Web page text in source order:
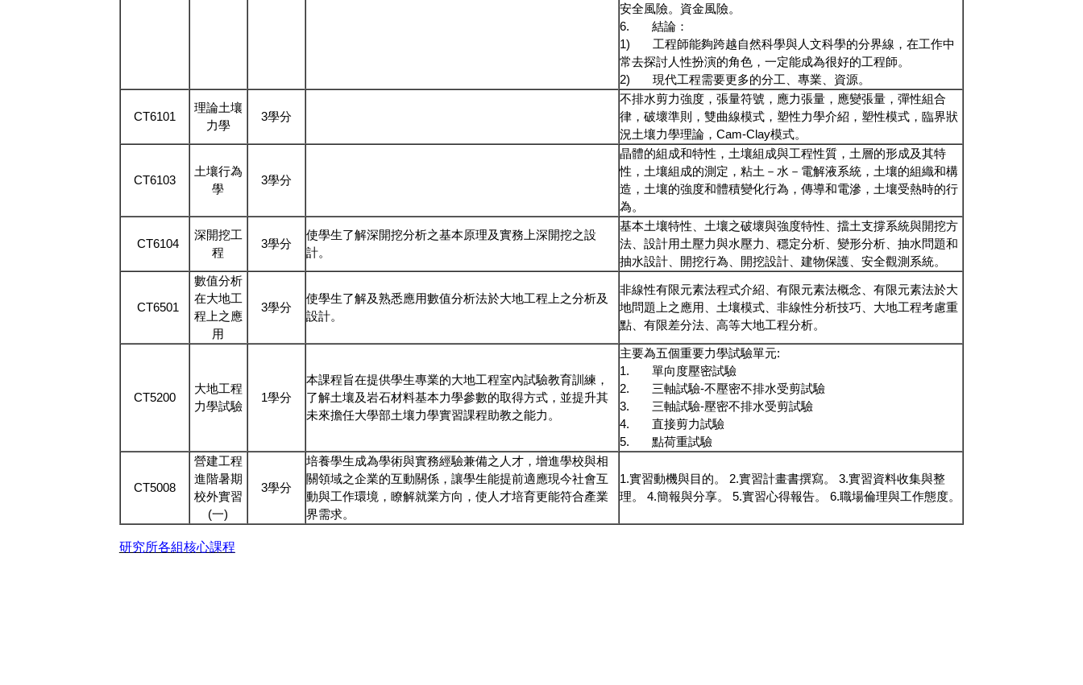
安全風險。資金風險。
6. 結論：
1) 工程師能夠跨越自然科學與人文科學的分界線，在工作中
常去探討人性扮演的角色，一定能成為很好的工程師。
2) 現代工程需要更多的分工、專業、資源。
CT6101
理論土壤
力學
3學分
不排水剪力強度，張量符號，應力張量，應變張量，彈性組合
律，破壞準則，雙曲線模式，塑性力學介紹，塑性模式，臨界狀
況土壤力學理論，Cam-Clay模式。
CT6103
土壤行為
學
3學分
晶體的組成和特性，土壤組成與工程性質，土層的形成及其特
性，土壤組成的測定，粘土－水－電解液系統，土壤的組織和構
造，土壤的強度和體積變化行為，傳導和電滲，土壤受熱時的行
為。
CT6104
深開挖工
程
3學分
使學生了解深開挖分析之基本原理及實務上深開挖之設
計。
基本土壤特性、土壤之破壞與強度特性、擋土支撐系統與開挖方
法、設計用土壓力與水壓力、穩定分析、變形分析、抽水問題和
抽水設計、開挖行為、開挖設計、建物保護、安全觀測系統。
CT6501
數值分析
在大地工
程上之應
用
3學分
使學生了解及熟悉應用數值分析法於大地工程上之分析及
設計。
非線性有限元素法程式介紹、有限元素法概念、有限元素法於大
地問題上之應用、土壤模式、非線性分析技巧、大地工程考慮重
點、有限差分法、高等大地工程分析。
CT5200
大地工程
力學試驗
1學分
本課程旨在提供學生專業的大地工程室內試驗教育訓練，
了解土壤及岩石材料基本力學參數的取得方式，並提升其
未來擔任大學部土壤力學實習課程助教之能力。
主要為五個重要力學試驗單元:
1. 單向度壓密試驗
2. 三軸試驗-不壓密不排水受剪試驗
3. 三軸試驗-壓密不排水受剪試驗
4. 直接剪力試驗
5. 點荷重試驗
CT5008
營建工程
進階暑期
校外實習
(一)
3學分
培養學生成為學術與實務經驗兼備之人才，增進學校與相
關領域之企業的互動關係，讓學生能提前適應現今社會互
動與工作環境，瞭解就業方向，使人才培育更能符合產業
界需求。
1.實習動機與目的。 2.實習計畫書撰寫。 3.實習資料收集與整
理。 4.簡報與分享。 5.實習心得報告。 6.職場倫理與工作態度。
研究所各組核心課程